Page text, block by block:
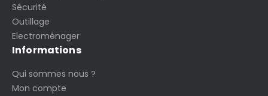
Sécurité
Outillage
Electroménager
Informations
Qui sommes nous ?
Mon compte